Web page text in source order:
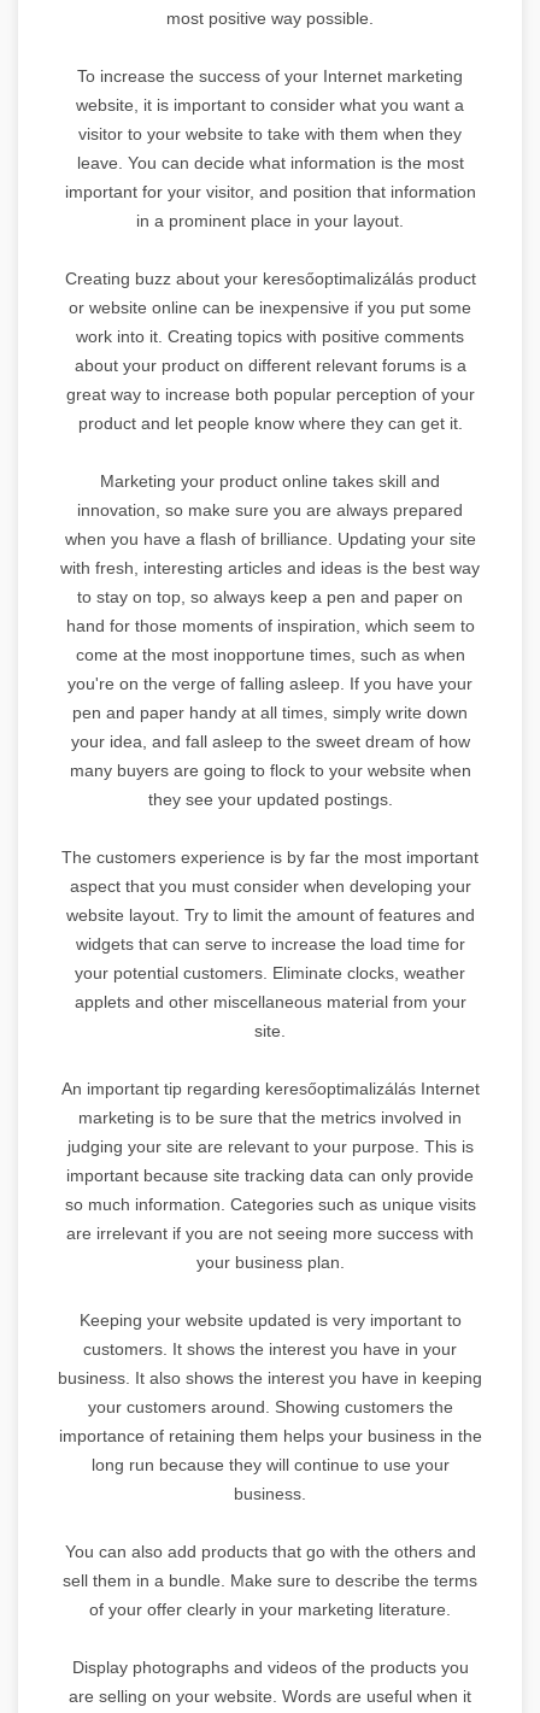
most positive way possible.
To increase the success of your Internet marketing
website, it is important to consider what you want a
visitor to your website to take with them when they
leave. You can decide what information is the most
important for your visitor, and position that information
in a prominent place in your layout.
Creating buzz about your keresőoptimalizálás product
or website online can be inexpensive if you put some
work into it. Creating topics with positive comments
about your product on different relevant forums is a
great way to increase both popular perception of your
product and let people know where they can get it.
Marketing your product online takes skill and
innovation, so make sure you are always prepared
when you have a flash of brilliance. Updating your site
with fresh, interesting articles and ideas is the best way
to stay on top, so always keep a pen and paper on
hand for those moments of inspiration, which seem to
come at the most inopportune times, such as when
you're on the verge of falling asleep. If you have your
pen and paper handy at all times, simply write down
your idea, and fall asleep to the sweet dream of how
many buyers are going to flock to your website when
they see your updated postings.
The customers experience is by far the most important
aspect that you must consider when developing your
website layout. Try to limit the amount of features and
widgets that can serve to increase the load time for
your potential customers. Eliminate clocks, weather
applets and other miscellaneous material from your
site.
An important tip regarding keresőoptimalizálás Internet
marketing is to be sure that the metrics involved in
judging your site are relevant to your purpose. This is
important because site tracking data can only provide
so much information. Categories such as unique visits
are irrelevant if you are not seeing more success with
your business plan.
Keeping your website updated is very important to
customers. It shows the interest you have in your
business. It also shows the interest you have in keeping
your customers around. Showing customers the
importance of retaining them helps your business in the
long run because they will continue to use your
business.
You can also add products that go with the others and
sell them in a bundle. Make sure to describe the terms
of your offer clearly in your marketing literature.
Display photographs and videos of the products you
are selling on your website. Words are useful when it